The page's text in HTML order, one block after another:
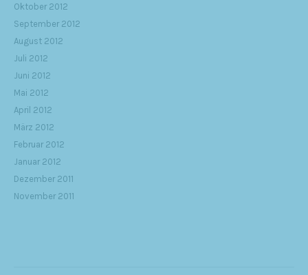
Oktober 2012
September 2012
August 2012
Juli 2012
Juni 2012
Mai 2012
April 2012
März 2012
Februar 2012
Januar 2012
Dezember 2011
November 2011